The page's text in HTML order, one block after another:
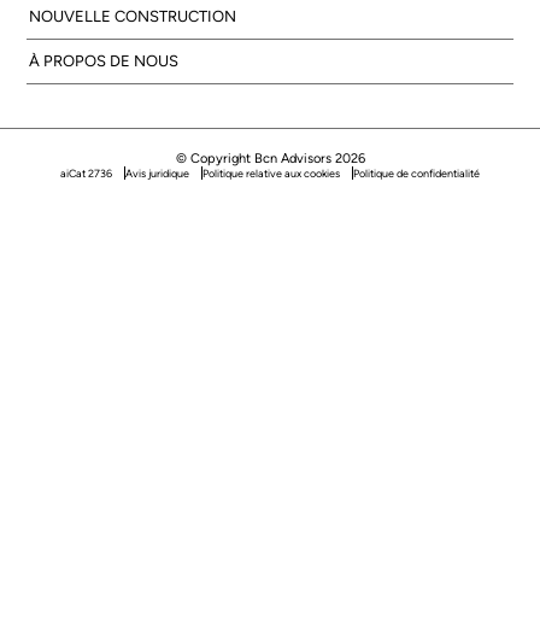
NOUVELLE CONSTRUCTION
À PROPOS DE NOUS
© Copyright Bcn Advisors 2026
aiCat 2736 Avis juridique Politique relative aux cookies Politique de confidentialité